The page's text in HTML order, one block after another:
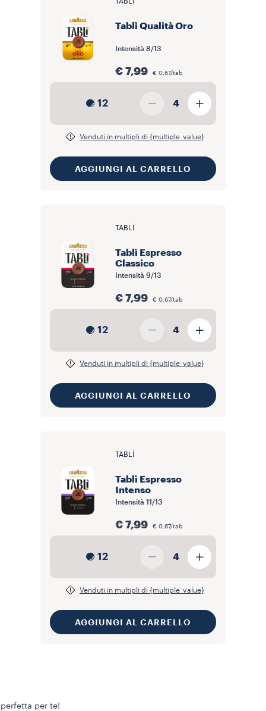
distinguono per una varietà di profili che spaziano dalle note
cioccolato, tabacco e spezie propri delle tostature scure e
corpose. Ogni referenza riporta indicazioni di intensità e note di
degustazione per orientare la scelta in base alle proprie preferenze
e al metodo di preparazione utilizzato. Sfoglia le referenze di
disponibili, filtra per formato, intensità o profilo aromatico
e individua la miscela più adatta alle tue abitudini di consumo.
Tablì Qualità Oro
Intensità 8/13
€ 7,99 € 0,67/tab
12 4
Venduti in multipli di {multiple_value}
AGGIUNGI AL CARRELLO
TABLÌ
Tablì Espresso
Classico
Intensità 9/13
€ 7,99 € 0,67/tab
12 4
Venduti in multipli di {multiple_value}
AGGIUNGI AL CARRELLO
per te!
TABLÌ
Tablì Espresso
Intenso
Intensità 11/13
€ 7,99 € 0,67/tab
12 4
Venduti in multipli di {multiple_value}
AGGIUNGI AL CARRELLO